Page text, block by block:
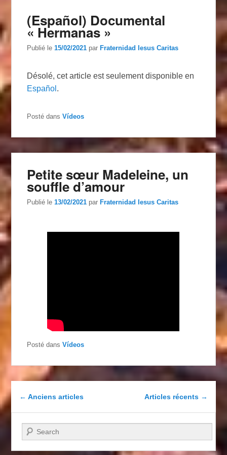
(Español) Documental
« Hermanas »
Publié le15/02/2021 par Fraternidad Iesus Caritas
Désolé, cet article est seulement disponible en
Español .
Posté dans Vídeos
Petite sœur Madeleine, un
souffle d’amour
Publié le13/02/2021 par Fraternidad Iesus Caritas
Posté dans Vídeos
Navigation dans les articles
← Anciens articles Articles récents →
Recherche